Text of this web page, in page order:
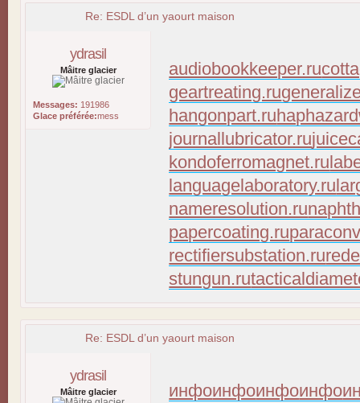
Re: ESDL d’un yaourt maison
ydrasil
Mâitre glacier
Messages: 191986
Glace préférée:mess
audiobookkeeper.ru
geartreating.ru
hangonpart.ru
journallubricator.ru
kondoferromagnet.ru
languagelaboratory.ru
nameresolution.ru
papercoating.ru
rectifiersubstation.ru
stungun.ru
Re: ESDL d’un yaourt maison
ydrasil
Mâitre glacier инфоинфоинфоинфо